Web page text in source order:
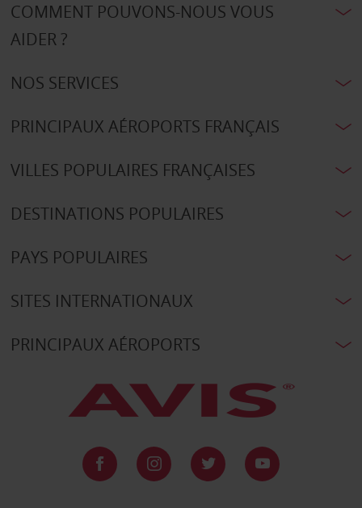
COMMENT POUVONS-NOUS VOUS
AIDER ?
NOS SERVICES
PRINCIPAUX AÉROPORTS FRANÇAIS
VILLES POPULAIRES FRANÇAISES
DESTINATIONS POPULAIRES
PAYS POPULAIRES
SITES INTERNATIONAUX
PRINCIPAUX AÉROPORTS